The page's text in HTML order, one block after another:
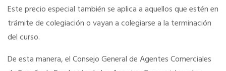
Este precio especial también se aplica a aquellos que estén en
trámite de colegiación o vayan a colegiarse a la terminación
del curso.
De esta manera, el Consejo General de Agentes Comerciales